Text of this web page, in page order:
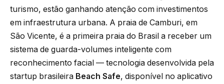
turismo, estão ganhando atenção com investimentos
em infraestrutura urbana. A praia de Camburi, em
São Vicente, é a primeira praia do Brasil a receber um
sistema de guarda-volumes inteligente com
reconhecimento facial — tecnologia desenvolvida pela
startup brasileira Beach Safe, disponível no aplicativo